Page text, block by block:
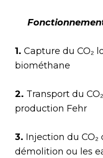
1. Capture du CO₂
biométhane
2. Transport du
production Fehr
3. Injection du
démolition ou les